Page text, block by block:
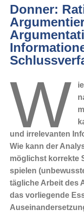
Donner:
W
und irrelevanten
Wie kann der
möglichst korrekte
spielen
tägliche Arbeit des
das vorliegende